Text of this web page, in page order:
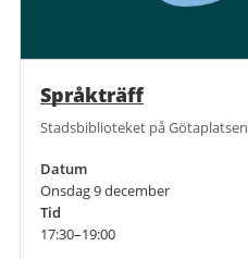
Språkträff
Stadsbiblioteket på Götaplatsen
Datum
Onsdag 9 december
Tid
17:30–19:00